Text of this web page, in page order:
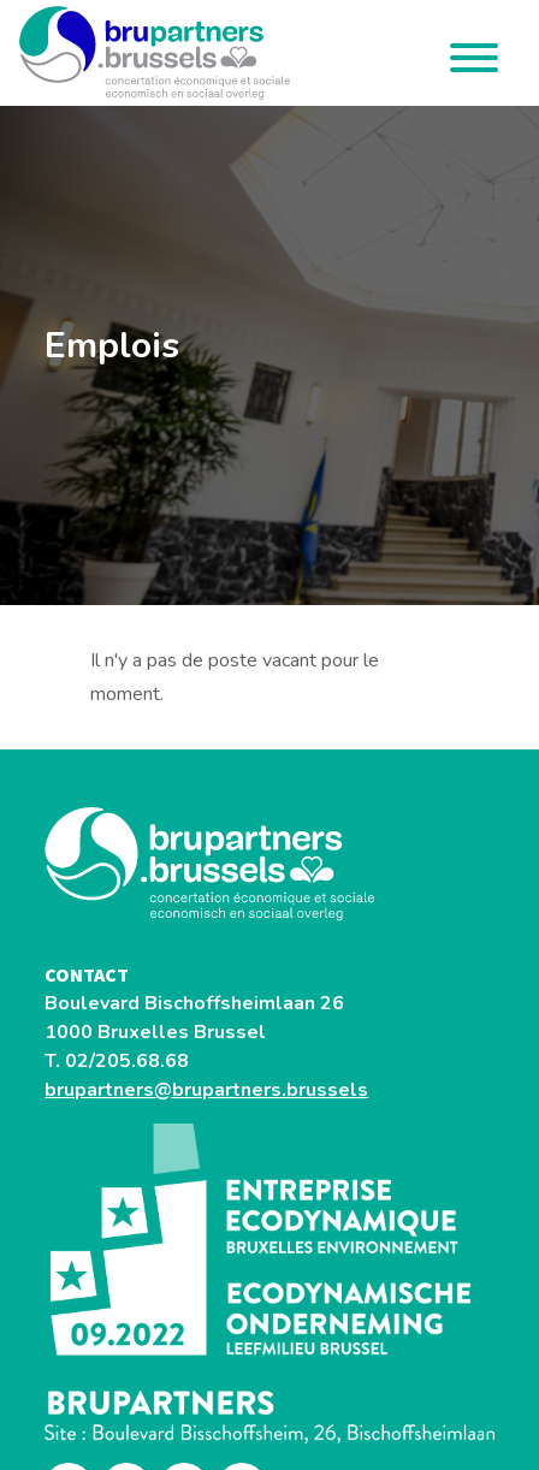
Brupartners
Menu
Emplois
Il n'y a pas de poste vacant pour le
moment.
CONTACT
Boulevard Bischoffsheimlaan 26
1000 Bruxelles Brussel
T. 02/205.68.68
brupartners@brupartners.brussels